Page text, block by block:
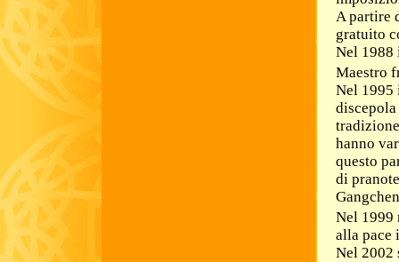
A partire
gratuito
Nel 1988
Maestro
Nel 1995
hanno
questo
di
Nel 1999
alla pace
Nel 2002